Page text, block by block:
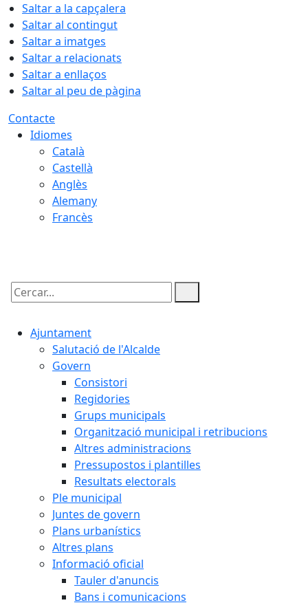
Saltar a la capçalera
Saltar al contingut
Saltar a imatges
Saltar a relacionats
Saltar a enllaços
Saltar al peu de pàgina
Contacte
Idiomes
Català
Castellà
Anglès
Alemany
Francès
Cercar:
Ajuntament
Salutació de l'Alcalde
Govern
Consistori
Regidories
Grups municipals
Organització municipal i retribucions
Altres administracions
Pressupostos i plantilles
Resultats electorals
Ple municipal
Juntes de govern
Plans urbanístics
Altres plans
Informació oficial
Tauler d'anuncis
Bans i comunicacions